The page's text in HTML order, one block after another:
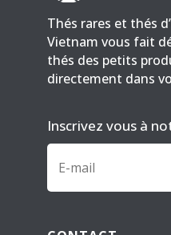
Thés rares et thés
Vietnam vous fait
thés des petits
directement dans
Inscrivez vous à